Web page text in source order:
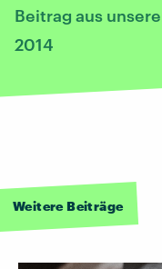
Beitrag aus
2014
Weitere Beiträge